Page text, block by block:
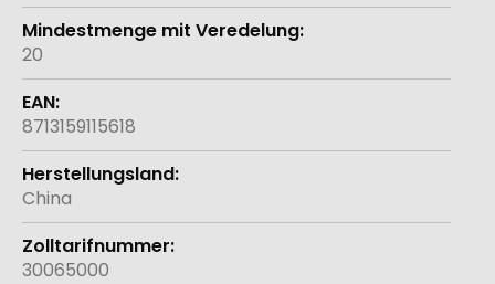
20
8713159115618
China
30065000